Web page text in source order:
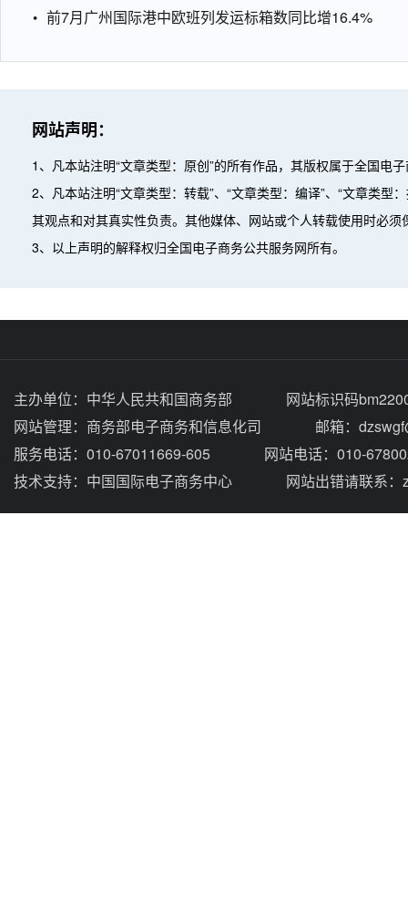
前7月广州国际港中欧班列发运标箱数同比增16.4%
网站声明：
1、凡本站注明“文章类型：原创”的所有作品，其版权属于全国电
2、凡本站注明“文章类型：转载”、“文章类型：编译”、“文章类
其观点和对其真实性负责。其他媒体、网站或个人转载使用时必
3、以上声明的解释权归全国电子商务公共服务网所有。
主办单位： 中华人民共和国商务部
网站标识码
网站管理： 商务部电子商务和信息化司
邮箱：
服务电话：010-67011669-605
网站电话：010-
技术支持： 中国国际电子商务中心 网站出错请联系